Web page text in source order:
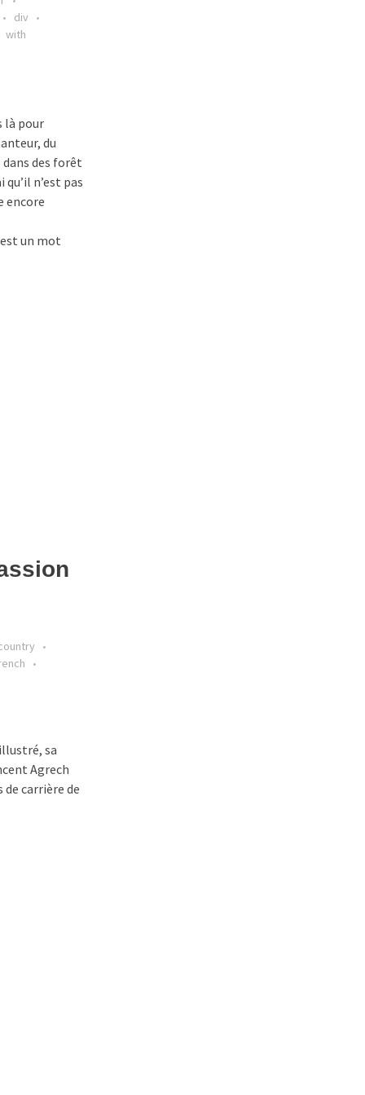
div
with
là pour
du
des forêt
n’est pas
encore
un mot
sa
Agrech
carrière de